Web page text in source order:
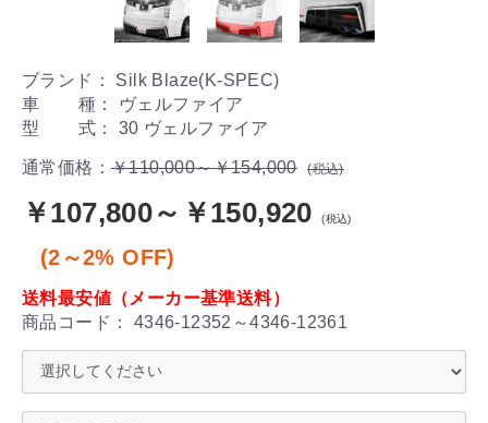
ブランド： Silk Blaze(K-SPEC)
車 種： ヴェルファイア
型 式： 30 ヴェルファイア
通常価格： ￥110,000～￥154,000 (税込)
￥107,800～￥150,920 (税込)
(2～2% OFF)
送料最安値（メーカー基準送料）
商品コード： 4346-12352～4346-12361